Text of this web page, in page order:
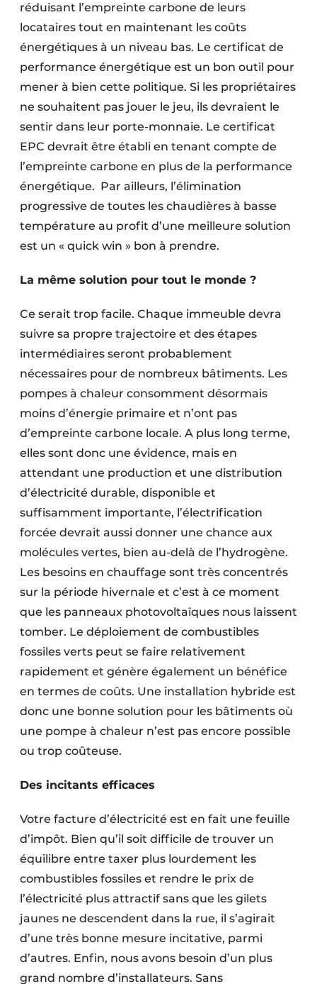
réduisant l’empreinte carbone de leurs
locataires tout en maintenant les coûts
énergétiques à un niveau bas. Le certificat de
performance énergétique est un bon outil pour
mener à bien cette politique. Si les propriétaires
ne souhaitent pas jouer le jeu, ils devraient le
sentir dans leur porte-monnaie. Le certificat
EPC devrait être établi en tenant compte de
l’empreinte carbone en plus de la performance
énergétique. Par ailleurs, l’élimination
progressive de toutes les chaudières à basse
température au profit d’une meilleure solution
est un « quick win » bon à prendre.
La même solution pour tout le monde ?
Ce serait trop facile. Chaque immeuble devra
suivre sa propre trajectoire et des étapes
intermédiaires seront probablement
nécessaires pour de nombreux bâtiments. Les
pompes à chaleur consomment désormais
moins d’énergie primaire et n’ont pas
d’empreinte carbone locale. A plus long terme,
elles sont donc une évidence, mais en
attendant une production et une distribution
d’électricité durable, disponible et
suffisamment importante, l’électrification
forcée devrait aussi donner une chance aux
molécules vertes, bien au-delà de l’hydrogène.
Les besoins en chauffage sont très concentrés
sur la période hivernale et c’est à ce moment
que les panneaux photovoltaïques nous laissent
tomber. Le déploiement de combustibles
fossiles verts peut se faire relativement
rapidement et génère également un bénéfice
en termes de coûts. Une installation hybride est
donc une bonne solution pour les bâtiments où
une pompe à chaleur n’est pas encore possible
ou trop coûteuse.
Des incitants efficaces
Votre facture d’électricité est en fait une feuille
d’impôt. Bien qu’il soit difficile de trouver un
équilibre entre taxer plus lourdement les
combustibles fossiles et rendre le prix de
l’électricité plus attractif sans que les gilets
jaunes ne descendent dans la rue, il s’agirait
d’une très bonne mesure incitative, parmi
d’autres. Enfin, nous avons besoin d’un plus
grand nombre d’installateurs. Sans